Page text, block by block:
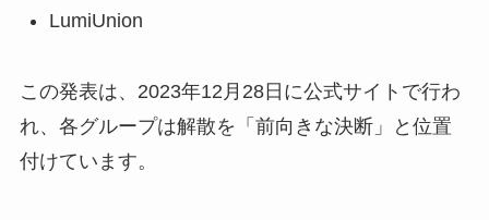
LumiUnion
この発表は、2023年12月28日に公式サイトで行わ
れ、各グループは解散を「前向きな決断」と位置
付けています。